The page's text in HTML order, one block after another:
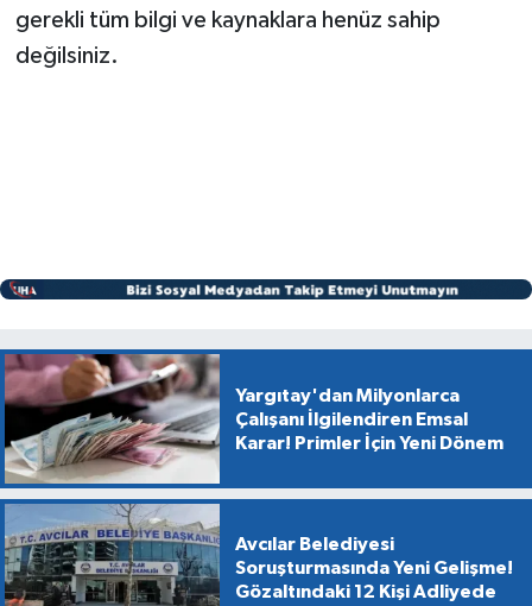
gerekli tüm bilgi ve kaynaklara henüz sahip
değilsiniz.
Yargıtay'dan Milyonlarca
Çalışanı İlgilendiren Emsal
Karar! Primler İçin Yeni Dönem
Avcılar Belediyesi
Soruşturmasında Yeni Gelişme!
Gözaltındaki 12 Kişi Adliyede